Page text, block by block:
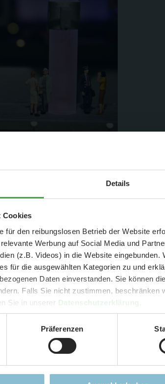
Details
Cookies
für den reibungslosen Betrieb der Website
Werbung auf Social Media und
(z.B. Videos) in die Website
für die ausgewählten Kategorien zu und
Daten einverstanden. Sie können
Falls Sie nicht zustimmen, beschränken
Sie in unserer Datenschutzerklärung
Präferenzen
185.000 Flugbewegungen am Knuffingen
Airport und USA.
Aktuelle
25 % Ersparnis bei Große
und September - ohne
- Abendliche Hafenrundfahrt/
- anschließender Wunderland-Besuch
- Audiopräsentation: "Die Geschichte des
- Currywurst und Pommes mit Getränk zum
nur 34,90 € (statt ca. 47,- € einzeln -